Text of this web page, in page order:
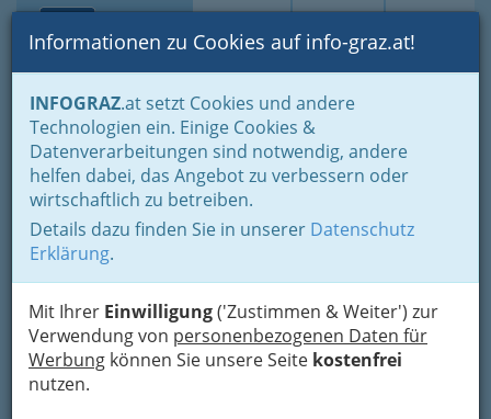
Suche Login Toggle
Informationen zu Cookies auf info-graz.at!
INFOGRAZ.at setzt Cookies und andere
Technologien ein. Einige Cookies &
Datenverarbeitungen sind notwendig, andere
helfen dabei, das Angebot zu verbessern oder
wirtschaftlich zu betreiben.
Details dazu finden Sie in unserer Datenschutz
Erklärung.
Mit Ihrer Einwilligung('Zustimmen & Weiter') zur
Verwendung von personenbezogenen Daten für
Werbung können Sie unsere Seite kostenfrei
nutzen.
Home Branchen
Versicherungsbüro GHP
Stiftingtalstraße 146, 8010 Graz
+43 316 386 006 - 0
Karte
Adresse mit Google Maps anschauen